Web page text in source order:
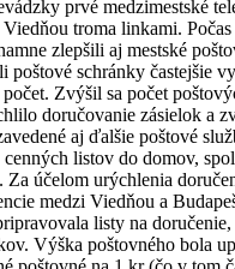
prvé medzimestské
troma linkami.
zlepšili aj mestské
poštové schránky častejšie
Zvýšil sa počet
doručovanie zásielok a
aj ďalšie poštové
listov do domov,
Za účelom urýchlenia
medzi Viedňou a
listy na doručenie,
Výška poštovného bola